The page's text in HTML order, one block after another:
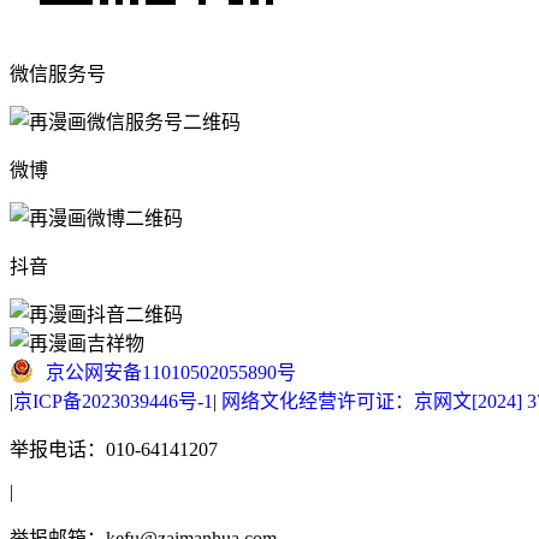
微信服务号
微博
抖音
京公网安备11010502055890号
|京ICP备2023039446号-1 | 网络文化经营许可证：京网文[2024]
举报电话：010-64141207
|